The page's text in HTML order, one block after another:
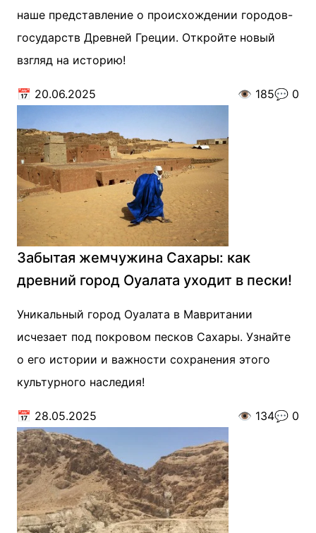
наше представление о происхождении городов-
государств Древней Греции. Откройте новый
взгляд на историю!
📅 20.06.2025 👁️ 185💬 0
Забытая жемчужина Сахары: как
древний город Оуалата уходит в пески!
Уникальный город Оуалата в Мавритании
исчезает под покровом песков Сахары. Узнайте
о его истории и важности сохранения этого
культурного наследия!
📅 28.05.2025 👁️ 134💬 0